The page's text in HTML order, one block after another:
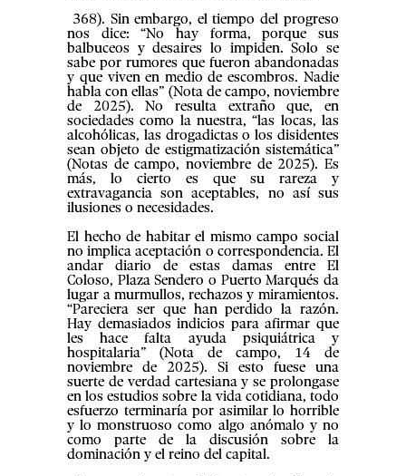
368). Sin embargo, el tiempo del progreso
nos dice: “No hay forma, porque sus
balbuceos y desaires lo impiden. Solo se
sabe por rumores que fueron abandonadas
y que viven en medio de escombros. Nadie
habla con ellas” (Nota de campo, noviembre
de 2025). No resulta extraño que, en
sociedades como la nuestra, “las locas, las
alcohólicas, las drogadictas o los disidentes
sean objeto de estigmatización sistemática”
(Notas de campo, noviembre de 2025). Es
más, lo cierto es que su rareza y
extravagancia son aceptables, no así sus
ilusiones o necesidades.
El hecho de habitar el mismo campo social
no implica aceptación o correspondencia. El
andar diario de estas damas entre El
Coloso, Plaza Sendero o Puerto Marqués da
lugar a murmullos, rechazos y miramientos.
“Pareciera ser que han perdido la razón.
Hay demasiados indicios para afirmar que
les hace falta ayuda psiquiátrica y
hospitalaria” (Nota de campo, 14 de
noviembre de 2025). Si esto fuese una
suerte de verdad cartesiana y se prolongase
en los estudios sobre la vida cotidiana, todo
esfuerzo terminaría por asimilar lo horrible
y lo monstruoso como algo anómalo y no
como parte de la discusión sobre la
dominación y el reino del capital.